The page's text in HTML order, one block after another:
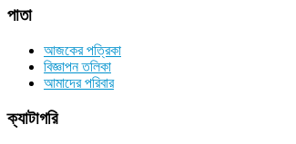
পাতা
আজকের পত্রিকা
বিজ্ঞাপন তলিকা
আমাদের পরিবার
ক্যাটাগরি